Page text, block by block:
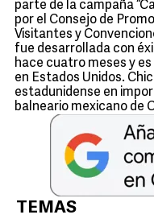
parte de la campaña
por el Consejo de
Visitantes y
fue desarrollada con
hace cuatro meses y
en Estados Unidos.
estadunidense en
balneario mexicano de
TEMAS